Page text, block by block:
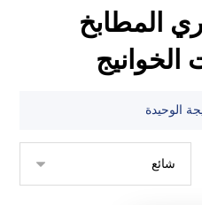
المطابخ
الخوانيج
الوحيدة